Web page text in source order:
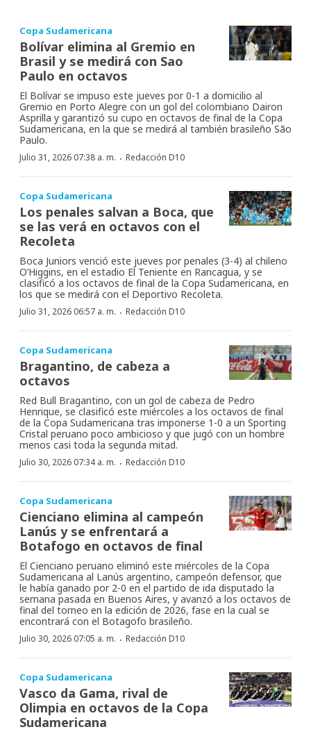
Copa Sudamericana
Bolívar elimina al Gremio en
Brasil y se medirá con Sao
Paulo en octavos
El Bolívar se impuso este jueves por 0-1 a domicilio al
Gremio en Porto Alegre con un gol del colombiano Dairon
Asprilla y garantizó su cupo en octavos de final de la Copa
Sudamericana, en la que se medirá al también brasileño São
Paulo.
Julio 31, 2026 07:38 a. m. · Redacción D10
Copa Sudamericana
Los penales salvan a Boca, que
se las verá en octavos con el
Recoleta
Boca Juniors venció este jueves por penales (3-4) al chileno
O’Higgins, en el estadio El Teniente en Rancagua, y se
clasificó a los octavos de final de la Copa Sudamericana, en
los que se medirá con el Deportivo Recoleta.
Julio 31, 2026 06:57 a. m. · Redacción D10
Copa Sudamericana
Bragantino, de cabeza a
octavos
Red Bull Bragantino, con un gol de cabeza de Pedro
Henrique, se clasificó este miércoles a los octavos de final
de la Copa Sudamericana tras imponerse 1-0 a un Sporting
Cristal peruano poco ambicioso y que jugó con un hombre
menos casi toda la segunda mitad.
Julio 30, 2026 07:34 a. m. · Redacción D10
Copa Sudamericana
Cienciano elimina al campeón
Lanús y se enfrentará a
Botafogo en octavos de final
El Cienciano peruano eliminó este miércoles de la Copa
Sudamericana al Lanús argentino, campeón defensor, que
le había ganado por 2-0 en el partido de ida disputado la
semana pasada en Buenos Aires, y avanzó a los octavos de
final del torneo en la edición de 2026, fase en la cual se
encontrará con el Botagofo brasileño.
Julio 30, 2026 07:05 a. m. · Redacción D10
Copa Sudamericana
Vasco da Gama, rival de
Olimpia en octavos de la Copa
Sudamericana